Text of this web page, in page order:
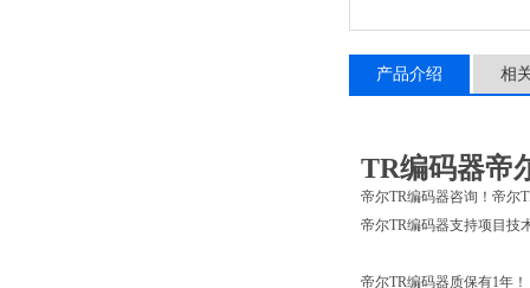
产品介绍 相
TR编码器帝
帝尔TR编码器咨询！帝尔
帝尔TR编码器支持项目技
帝尔TR编码器质保有1年！